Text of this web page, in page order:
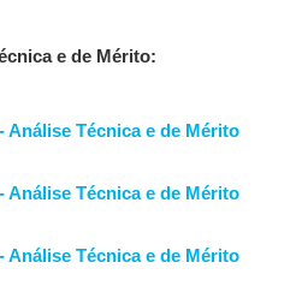
e de Mérito:
Análise Técnica e de Mérito
Análise Técnica e de Mérito
Análise Técnica e de Mérito